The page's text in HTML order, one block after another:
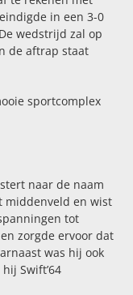
in een 3-0
wedstrijd zal op
de aftrap staat
sportcomplex
naar de naam
middenveld en wist
tot
zorgde ervoor dat
was hij ook
Swift’64